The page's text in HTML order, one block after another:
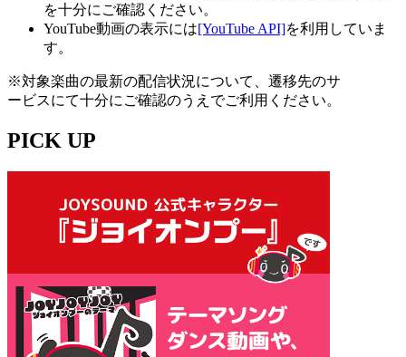
を十分にご確認ください。
YouTube動画の表示には[YouTube API]を利用していま
す。
※対象楽曲の最新の配信状況について、遷移先のサ
ービスにて十分にご確認のうえでご利用ください。
PICK UP